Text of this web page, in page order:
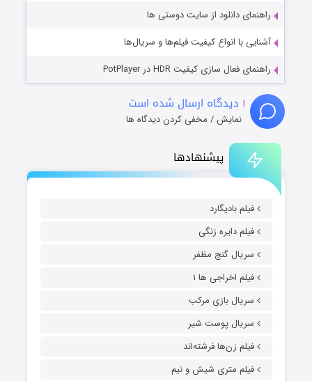
پیشنهادها
فیلم بادیگارد
فیلم دایره زنگی
سریال گنج مظفر
فیلم اخراجی ها ۱
سریال بازی مرکب
سریال پوست شیر
فیلم زن‌ها فرشته‌اند
فیلم متری شیش و نیم
راهنمای دانلود از سایت دوستی ها
آشنایی با انواع کیفیت فیلم‌ها و سریال‌ها
راهنمای فعال سازی کیفیت HDR در PotPlayer
۱ دیدگاه ارسال شده است
نمایش / مخفی کردن دیدگاه ها